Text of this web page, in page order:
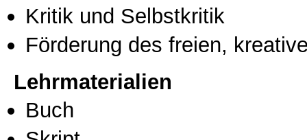
Kritik und Selbstkritik
Förderung des freien,
Lehrmaterialien
Buch